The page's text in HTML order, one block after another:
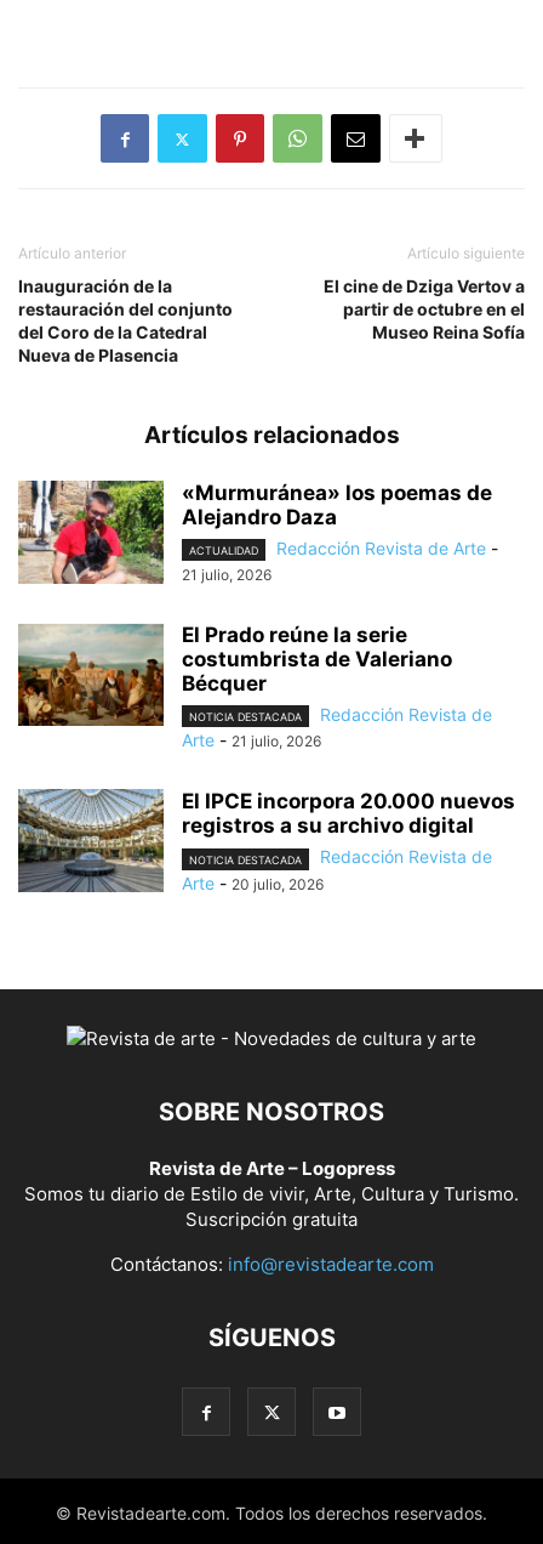
Artículo anterior
Inauguración de la
restauración del conjunto
del Coro de la Catedral
Nueva de Plasencia
Artículo siguiente
El cine de Dziga Vertov a
partir de octubre en el
Museo Reina Sofía
Artículos relacionados
«Murmuránea» los poemas de
Alejandro Daza
ACTUALIDAD Redacción Revista de Arte -
21 julio, 2026
El Prado reúne la serie
costumbrista de Valeriano
Bécquer
NOTICIA DESTACADA
Redacción Revista de
Arte - 21 julio, 2026
El IPCE incorpora 20.000 nuevos
registros a su archivo digital
NOTICIA DESTACADA
Redacción Revista de
Arte - 20 julio, 2026
SOBRE NOSOTROS
Revista de Arte – Logopress
Somos tu diario de Estilo de vivir, Arte, Cultura y Turismo.
Suscripción gratuita
Contáctanos: info@revistadearte.com
SÍGUENOS
© Revistadearte.com. Todos los derechos reservados.